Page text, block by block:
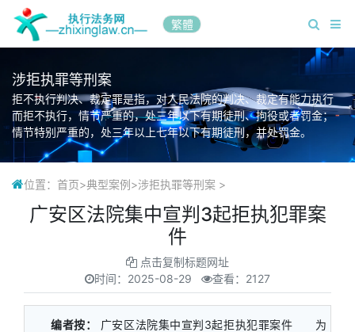
繁體
涉拒执罪等刑案
拒不执行判决、裁定罪是指，对人民法院的判决、裁定有能力执行
而拒不执行，情节严重的，处三年以下有期徒刑、拘役或者罚金；
情节特别严重的，处三年以上七年以下有期徒刑，并处罚金。
位置： 首页>典型案例 >涉拒执罪等刑案 >
广安区法院集中宣判3起拒执犯罪案
件
点击复制标题网址
时间： 2025-08-29 查看：2127
编者按：
广安区法院集中宣判3起拒执犯罪案件 为